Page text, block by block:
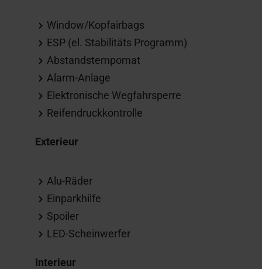
Window/Kopfairbags
ESP (el. Stabilitäts Programm)
Abstandstempomat
Alarm-Anlage
Elektronische Wegfahrsperre
Reifendruckkontrolle
Exterieur
Alu-Räder
Einparkhilfe
Spoiler
LED-Scheinwerfer
Interieur